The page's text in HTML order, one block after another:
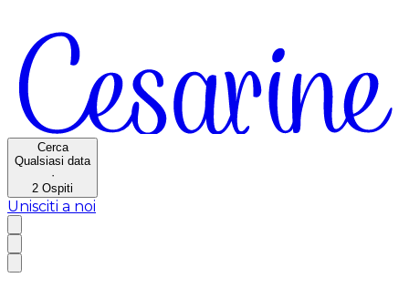
Cerca
Qualsiasi data
·
2 Ospiti
Unisciti a noi